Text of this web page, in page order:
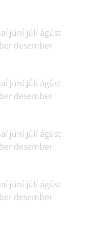
júní júlí ágúst
desember
júní júlí ágúst
desember
júní júlí ágúst
desember
júní júlí ágúst
desember